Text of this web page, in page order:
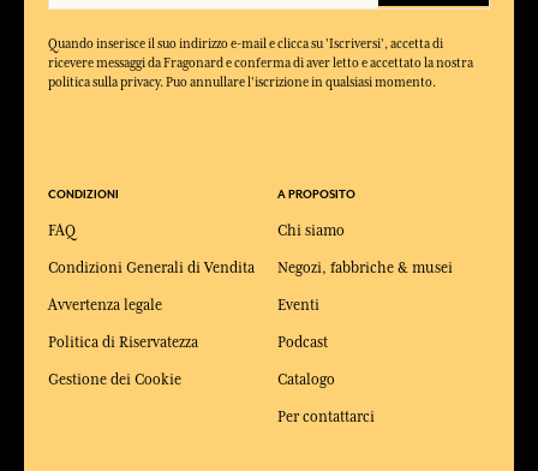
Quando inserisce il suo indirizzo e-mail e clicca su 'Iscriversi', accetta di
ricevere messaggi da Fragonard e conferma di aver letto e accettato la nostra
politica sulla privacy. Puo annullare l'iscrizione in qualsiasi momento.
CONDIZIONI
FAQ
Condizioni Generali di Vendita
Avvertenza legale
Politica di Riservatezza
Gestione dei Cookie
A PROPOSITO
Chi siamo
Negozi, fabbriche & musei
Eventi
Podcast
Catalogo
Per contattarci